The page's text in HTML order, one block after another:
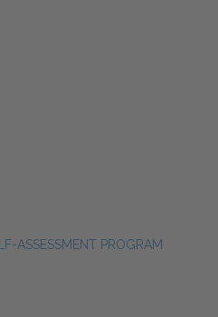
ASSESSMENT PROGRAM